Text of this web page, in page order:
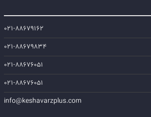
۰۲۱-۸۸۶۷۹۱۶۲
۰۲۱-۸۸۶۷۹۸۳۴
۰۲۱-۸۸۶۷۶۰۵۱
۰۲۱-۸۸۶۷۶۰۵۱
info@keshavarzplus.com